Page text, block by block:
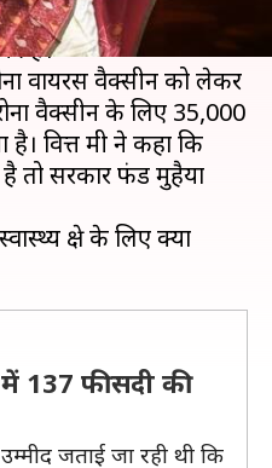
बजट भाषण में स्वास्थ्य क्षेत्र के
हैं।
वायरस वैक्सीन को लेकर
वैक्सीन के लिए 35,000
वित्त मंत्री ने कहा कि
तो सरकार फंड मुहैया
क्षेत्र के लिए क्या
137 फीसदी की
जताई जा रही थी कि